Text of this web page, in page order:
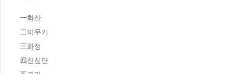
一화산
二이무기
三화정
四천심단